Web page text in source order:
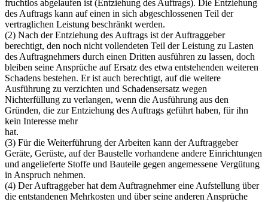
fruchtlos abgelaufen ist (Entziehung des Auftrags). Die Entziehung
des Auftrags kann auf einen in sich abgeschlossenen Teil der
vertraglichen Leistung beschränkt werden.
(2) Nach der Entziehung des Auftrags ist der Auftraggeber
berechtigt, den noch nicht vollendeten Teil der Leistung zu Lasten
des Auftragnehmers durch einen Dritten ausführen zu lassen, doch
bleiben seine Ansprüche auf Ersatz des etwa entstehenden weiteren
Schadens bestehen. Er ist auch berechtigt, auf die weitere
Ausführung zu verzichten und Schadensersatz wegen
Nichterfüllung zu verlangen, wenn die Ausführung aus den
Gründen, die zur Entziehung des Auftrags geführt haben, für ihn
kein Interesse mehr
hat.
(3) Für die Weiterführung der Arbeiten kann der Auftraggeber
Geräte, Gerüste, auf der Baustelle vorhandene andere Einrichtungen
und angelieferte Stoffe und Bauteile gegen angemessene Vergütung
in Anspruch nehmen.
(4) Der Auftraggeber hat dem Auftragnehmer eine Aufstellung über
die entstandenen Mehrkosten und über seine anderen Ansprüche